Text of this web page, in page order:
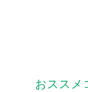
おススメ